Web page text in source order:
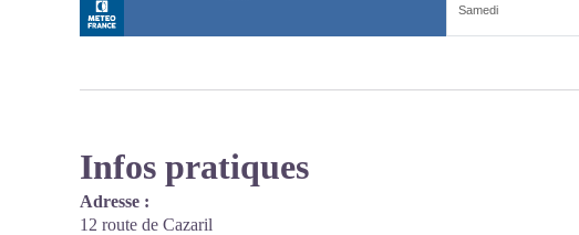
Infos pratiques
Adresse :
12 route de Cazaril